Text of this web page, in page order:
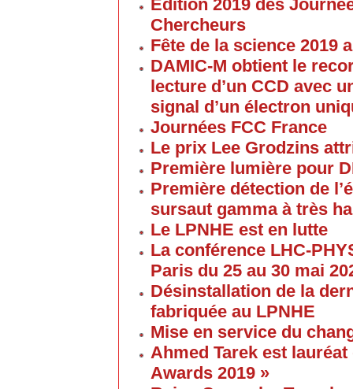
Edition 2019 des
Chercheurs
Fête de la science 2019
DAMIC-M obtient le
lecture d’un CCD avec
signal d’un électron
Journées FCC France
Le prix Lee Grodzins
Première lumière pour
Première détection de
sursaut gamma à très
Le LPNHE est en lutte
La conférence LHC-
Paris du 25 au 30 mai
Désinstallation de la
fabriquée au LPNHE
Mise en service du
Ahmed Tarek est
Awards 2019 »